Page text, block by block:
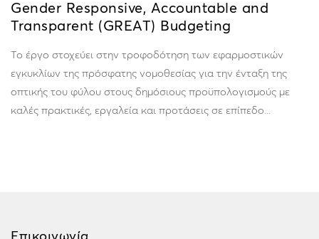
Gender Responsive, Accountable and
Transparent (GREAT) Budgeting
Τo έργο στοχεύει στην τροφοδότηση των εφαρμοστικών
εγκυκλίων της πρόσφατης νομοθεσίας για την ένταξη της
οπτικής του φύλου στους δημόσιους προϋπολογισμούς με
καλές πρακτικές, εργαλεία και προτάσεις σε επίπεδο...
Επικοινωνία